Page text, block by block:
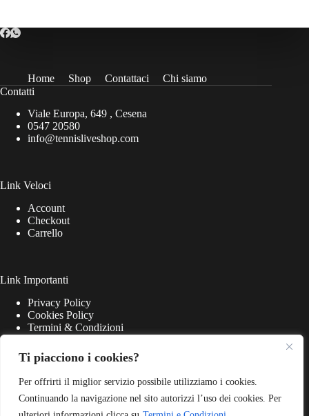
Ti piacciono i cookies?
Per offrirti il miglior servizio possibile utilizziamo i cookies.
Continuando la navigazione nel sito autorizzi l’uso dei cookies. Per
Home Shop Contattaci
Chi siamo
Contatti
Viale Europa, 649 , Cesena
0547 20580
info@tennisliveshop.com
Link Veloci
Account
Checkout
Carrello
Link Importanti
Privacy Policy
Cookies Policy
Termini & Condizioni